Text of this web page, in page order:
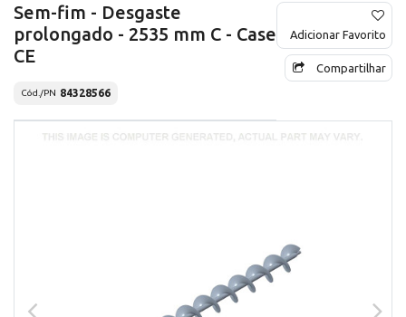
Sem-fim - Desgaste
prolongado - 2535 mm C - Case
CE
Cód./PN 84328566
Adicionar Favorito
Compartilhar